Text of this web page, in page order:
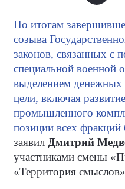
По итогам
созыва
законов, связанных с
специальной военной
выделением денежных
цели, включая
промышленного
позиции всех
заявил Дмитрий
участниками смены
«Территория